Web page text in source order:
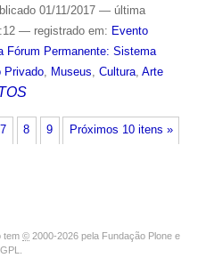
01/11/2017 — última
— registrado em: Evento
Fórum Permanente: Sistema
Privado, Museus, Cultura, Arte
Próximos 10 itens »
7 8 9
tem © 2000-2026 pela Fundação Plone e